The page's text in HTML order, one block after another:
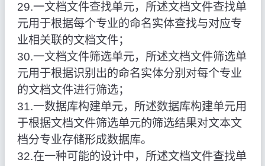
29.一文档文件查找单元，所述文档文件查找单
元用于根据每个专业的命名实体查找与对应专
业相关联的文档文件；
30.一文档文件筛选单元，所述文档文件筛选单
元用于根据识别出的命名实体分别对每个专业
的文档文件进行筛选；
31.一数据库构建单元，所述数据库构建单元用
于根据文档文件筛选单元的筛选结果对文本文
档分专业存储形成数据库。
32.在一种可能的设计中，所述文档文件查找单